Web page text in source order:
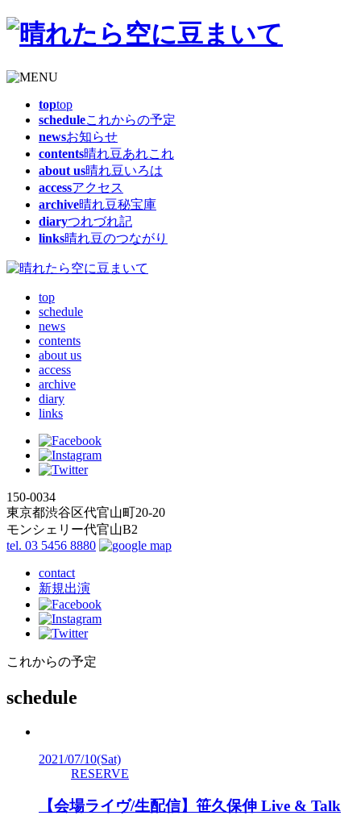
toptop
scheduleこれからの予定
newsお知らせ
contents晴れ豆あれこれ
about us晴れ豆いろは
accessアクセス
archive晴れ豆秘宝庫
diaryつれづれ記
links晴れ豆のつながり
top
schedule
news
contents
about us
access
archive
diary
links
150-0034
東京都渋谷区代官山町20-20
モンシェリー代官山B2
tel. 03 5456 8880
contact
新規出演
これからの予定
schedule
2021/07/10(Sat)
RESERVE
【会場ライヴ/生配信】笹久保伸 Live & Talk